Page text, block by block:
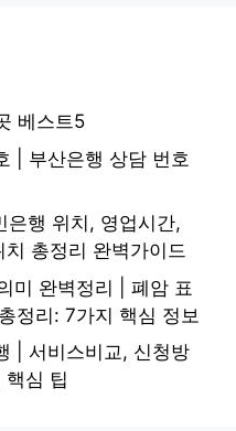
베스트5
| 부산은행 상담 번호
은행 위치, 영업시간,
총정리 완벽가이드
미 완벽정리 | 폐암 표
정리: 7가지 핵심 정보
| 서비스비교, 신청방
심 팁